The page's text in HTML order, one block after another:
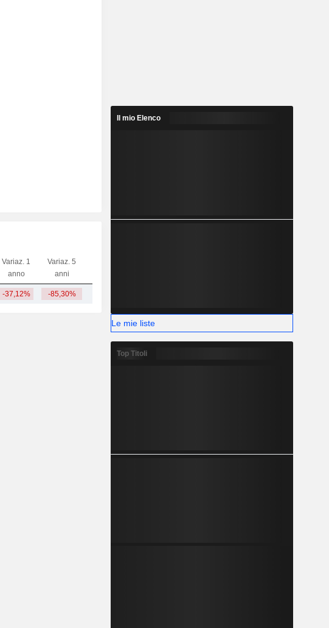
Variaz. 1
anno
Variaz. 5
anni
-37,12% -85,30%
Il mio Elenco
Le mie liste
Top Titoli